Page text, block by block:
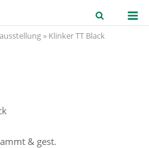
» Klinker TT Black
& gest.